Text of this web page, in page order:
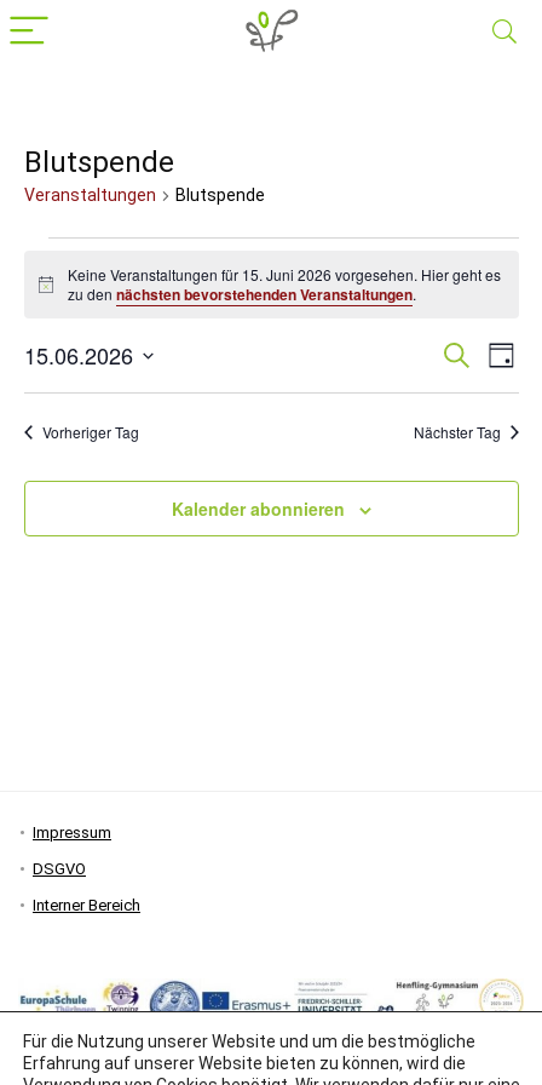
Blutspende
Veranstaltungen Blutspende
für
Juni
2026
Hinweis
Keine Veranstaltungen für 15. Juni 2026 vorgesehen. Hier geht es
zu den nächsten bevorstehenden Veranstaltungen.
Suche
und
Suche
Tag
15.06.2026
Vorheriger Tag Nächster Tag
Kalender abonnieren
Impressum
DSGVO
Interner Bereich
Für die Nutzung unserer Website und um die bestmögliche
Erfahrung auf unserer Website bieten zu können, wird die